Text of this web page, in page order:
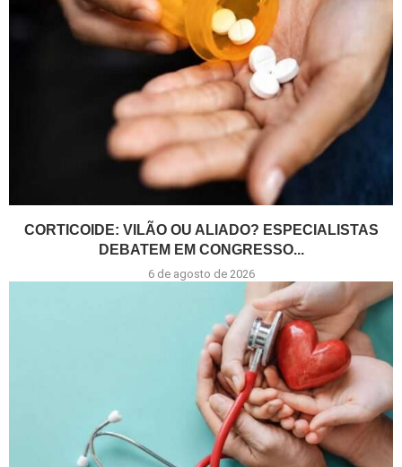
CORTICOIDE: VILÃO OU ALIADO? ESPECIALISTAS
DEBATEM EM CONGRESSO...
6 de agosto de 2026